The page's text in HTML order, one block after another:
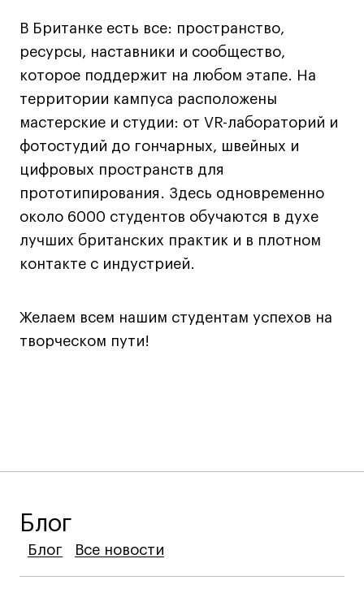
Universal University
Universal University
EN
EN
Политика конфиденциальности
Лицензия на осуществление образовательной
деятельности АНО ВО «Универсальный
В Британке есть все: пространство,
ресурсы, наставники и сообщество,
которое поддержит на любом этапе. На
территории кампуса расположены
мастерские и студии: от VR-лабораторий и
фотостудий до гончарных, швейных и
цифровых пространств для
прототипирования. Здесь одновременно
около 6000 студентов обучаются в духе
лучших британских практик и в плотном
контакте с индустрией.
Желаем всем нашим студентам успехов на
творческом пути!
Блог
Блог
Блог
Блог Все новости
Все новости
Все новости